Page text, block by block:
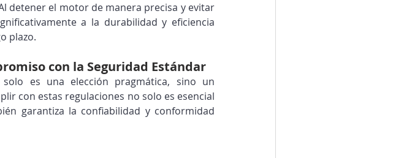
detener el motor de manera precisa y evitar
a la durabilidad y eficiencia
plazo.
con la Seguridad Estándar
es una elección pragmática, sino un
con estas regulaciones no solo es esencial
garantiza la confiabilidad y conformidad